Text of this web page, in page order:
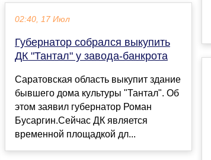
02:40, 17 Июл
Губернатор собрался выкупить
ДК "Тантал" у завода-банкрота
Саратовская область выкупит здание
бывшего дома культуры "Тантал". Об
этом заявил губернатор Роман
Бусаргин.Сейчас ДК является
временной площадкой дл...